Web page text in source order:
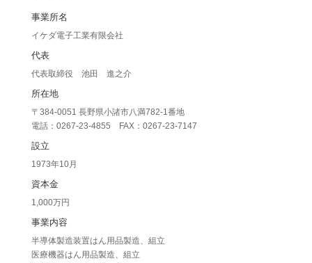
事業所名
イケダ電子工業有限会社
代表
代表取締役 池田 進之介
所在地
〒384-0051 長野県小諸市八満782-1番地
電話：0267-23-4855 FAX：0267-23-7147
設立
1973年10月
資本金
1,000万円
事業内容
半導体製造装置はん用品製造、組立
医療機器はん用品製造、組立